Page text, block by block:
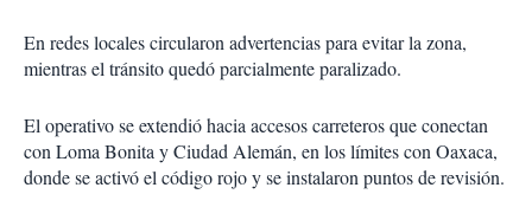
En redes locales circularon advertencias para evitar la zona,
mientras el tránsito quedó parcialmente paralizado.
El operativo se extendió hacia accesos carreteros que conectan
con Loma Bonita y Ciudad Alemán, en los límites con Oaxaca,
donde se activó el código rojo y se instalaron puntos de revisión.